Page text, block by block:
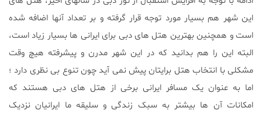
این شهر هم بسیار مورد توجه قرار گرفته و بر تعداد آنها اضافه شده
است و همچنین بهترین هتل های دبی برای ایرانی ها بسیار زیاد است،
البته این را هم بدانید که در این شهر مدرن و پیشرفته هیچ وقت
مشکلی با انتخاب هتل برایتان پیش نمی آید چون تنوع بی نظری دارد ؛
اما به عنوان یک مسافر ایرانی برخی از هتل های دبی هستند که
امکانات آن ها بیشتر به سبک زندگی و سلیقه ما ایرانیان نزدیک